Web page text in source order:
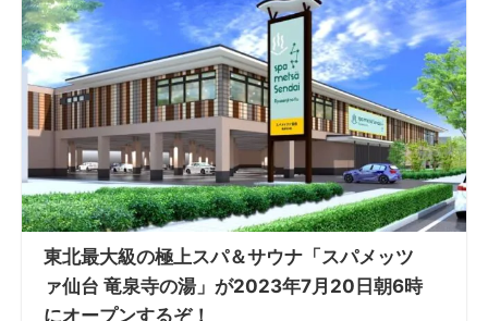
東北最大級の極上スパ＆サウナ「スパメッツ
ァ仙台 竜泉寺の湯」が2023年7月20日朝6時
にオープンするぞ！